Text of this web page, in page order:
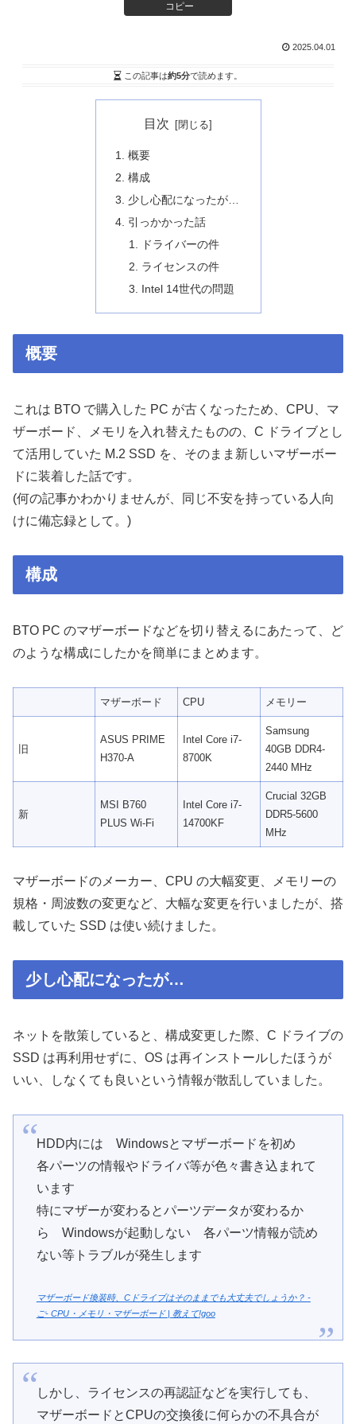
コピー
2025.04.01
この記事は約5分で読めます。
目次
概要
構成
少し心配になったが…
引っかかった話
ドライバーの件
ライセンスの件
Intel 14世代の問題
概要
これは BTO で購入した PC が古くなったため、CPU、マ
ザーボード、メモリを入れ替えたものの、C ドライブとし
て活用していた M.2 SSD を、そのまま新しいマザーボー
ドに装着した話です。
(何の記事かわかりませんが、同じ不安を持っている人向
けに備忘録として。)
構成
BTO PC のマザーボードなどを切り替えるにあたって、ど
のような構成にしたかを簡単にまとめます。
マザーボード CPU メモリー
旧
ASUS PRIME
H370-A
Intel Core i7-
8700K
Samsung
40GB DDR4-
2440 MHz
新
MSI B760
PLUS Wi-Fi
Intel Core i7-
14700KF
Crucial 32GB
DDR5-5600
MHz
マザーボードのメーカー、CPU の大幅変更、メモリーの
規格・周波数の変更など、大幅な変更を行いましたが、搭
載していた SSD は使い続けました。
少し心配になったが…
ネットを散策していると、構成変更した際、C ドライブの
SSD は再利用せずに、OS は再インストールしたほうが
いい、しなくても良いという情報が散乱していました。
HDD内には Windowsとマザーボードを初め
各パーツの情報やドライバ等が色々書き込まれて
います
特にマザーが変わるとパーツデータが変わるか
ら Windowsが起動しない 各パーツ情報が読め
ない等トラブルが発生します
マザーボード換装時、Cドライブはそのままでも大丈夫でしょうか？ -
ご- CPU・メモリ・マザーボード | 教えて!goo
しかし、ライセンスの再認証などを実行しても、
マザーボードとCPUの交換後に何らかの不具合が